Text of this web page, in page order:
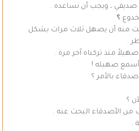
صديقي ، ويجب أن نساعده .
؟
منه أن يصهل ثلاث مرات بشكل
.
منذ تركناه آخر مرة .
أسمع صهيله !
بالأمر ؟
؟
من الأصدقاء البحث عنه .
.